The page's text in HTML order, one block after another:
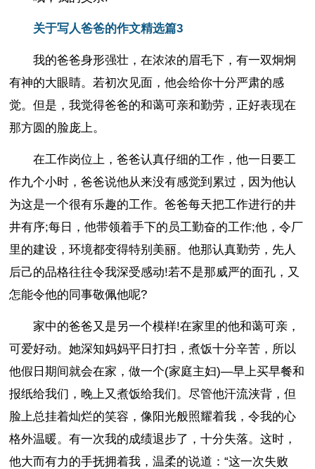
关于写人爸爸的作文精选篇3
我的爸爸身形强壮，在浓浓的眉毛下，有一双炯炯
有神的大眼睛。若初次见面，他会给你十分严肃的感
觉。但是，我觉得爸爸的和蔼可亲和勤劳，正好表现在
那方圆的脸庞上。
在工作岗位上，爸爸认真仔细的工作，他一日要工
作九个小时，爸爸说他从来没有感觉到累过，因为他认
为这是一个很有乐趣的工作。爸爸每天把工作进行的井
井有序;每日，他带领着手下的员工勤奋的工作;他，令厂
里的建设，环境都变得特别美丽。他那认真勤劳，先人
后己的品格往往令我深受感动!若不是那威严的面孔，又
怎能令他的同事敬佩他呢?
家中的爸爸又是另一个模样!在家里的他和蔼可亲，
可爱好动。她深知妈妈平日打扫，煮饭十分辛苦，所以
他假日期间就会在家，做一个(家庭主妇)—早上买早餐和
报纸给我们，晚上又煮饭给我们。尽管他汗流浃背，但
脸上总挂着灿烂的笑容，像阳光般照耀着我，令我的心
格外温暖。有一次我的成绩退步了，十分失落。这时，
他大而有力的手抚拥着我，温柔的说道：“这一次失败